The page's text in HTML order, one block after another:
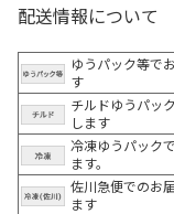
配送情報について
ゆうパック等で
す
チルドゆうパッ
します
冷凍ゆうパック
ます。
佐川急便でのお
ます